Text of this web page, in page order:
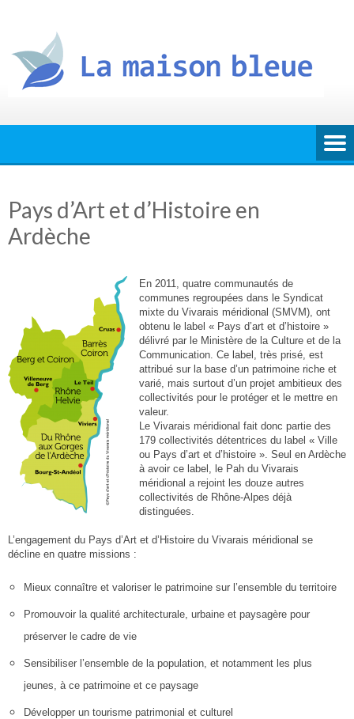
content
Pays d’Art et d’Histoire en
Ardèche
En 2011, quatre communautés de
communes regroupées dans le Syndicat
mixte du Vivarais méridional (SMVM), ont
obtenu le label « Pays d’art et d’histoire »
délivré par le Ministère de la Culture et de la
Communication. Ce label, très prisé, est
attribué sur la base d’un patrimoine riche et
varié, mais surtout d’un projet ambitieux des
collectivités pour le protéger et le mettre en
valeur.
Le Vivarais méridional fait donc partie des
179 collectivités détentrices du label « Ville
ou Pays d’art et d’histoire ». Seul en Ardèche
à avoir ce label, le Pah du Vivarais
méridional a rejoint les douze autres
collectivités de Rhône-Alpes déjà
distinguées.
L’engagement du Pays d’Art et d’Histoire du Vivarais méridional se
décline en quatre missions :
Mieux connaître et valoriser le patrimoine sur l’ensemble du territoire
Promouvoir la qualité architecturale, urbaine et paysagère pour
préserver le cadre de vie
Sensibiliser l’ensemble de la population, et notamment les plus
jeunes, à ce patrimoine et ce paysage
Développer un tourisme patrimonial et culturel